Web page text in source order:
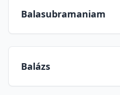
Balasubramaniam
Balázs